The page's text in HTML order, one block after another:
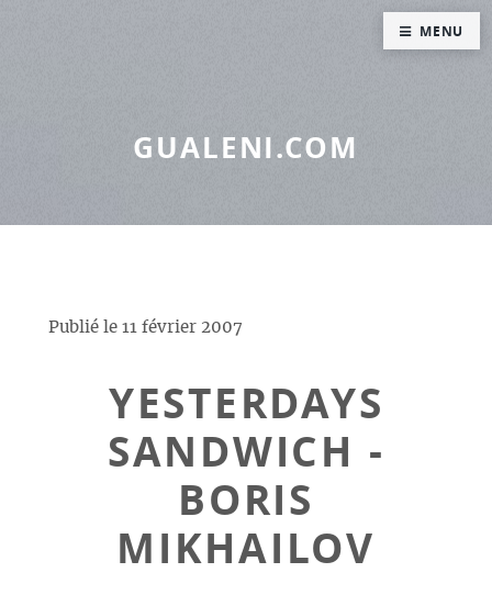
GUALENI.COM
Publié le 11 février 2007
YESTERDAYS
SANDWICH -
BORIS
MIKHAILOV
MENU